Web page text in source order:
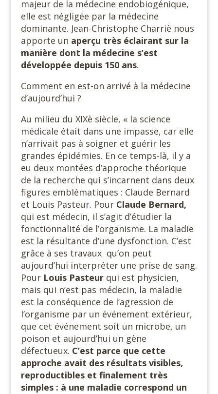
majeur de la médecine endobiogénique,
elle est négligée par la médecine
dominante. Jean-Christophe Charriè nous
apporte un aperçu très éclairant sur la
manière dont la médecine s’est
développée depuis 150 ans.
Comment en est-on arrivé à la médecine
d’aujourd’hui ?
Au milieu du XIXè siècle, « la science
médicale était dans une impasse, car elle
n’arrivait pas à soigner et guérir les
grandes épidémies. En ce temps-là, il y a
eu deux montées d’approche théorique
de la recherche qui s’incarnent dans deux
figures emblématiques : Claude Bernard
et Louis Pasteur. Pour Claude Bernard,
qui est médecin, il s’agit d’étudier la
fonctionnalité de l’organisme. La maladie
est la résultante d’une dysfonction. C’est
grâce à ses travaux qu’on peut
aujourd’hui interpréter une prise de sang.
Pour Louis Pasteurqui est physicien,
mais qui n’est pas médecin, la maladie
est la conséquence de l’agression de
l’organisme par un événement extérieur,
que cet événement soit un microbe, un
poison et aujourd’hui un gène
défectueux. C’est parce que cette
approche avait des résultats visibles,
reproductibles et finalement très
simples : à une maladie correspond un